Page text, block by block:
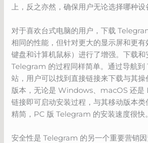
上，反之亦然，确保用户无论选择哪种设
对于喜欢台式电脑的用户，下载
相同的性能，但针对更大的显示屏和更
键盘和计算机鼠标）进行了增强。下载和
Telegram 的过程同样简单。通过导航
站，用户可以找到直接链接来下载与其
版本，无论是 Windows、macOS 还是
链接即可启动安装过程，与其移动版本
精简，PC 版 Telegram 的安装速度很快。
安全性是 Telegram 的另一个重要营销